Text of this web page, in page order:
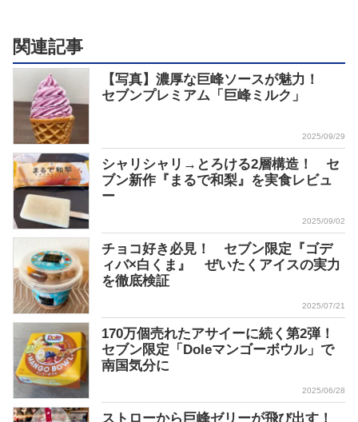
関連記事
【写真】濃厚な巨峰ソースが魅力！
セブンプレミアム「巨峰ミルク」
2025/09/29
シャリシャリ→とろける2層構造！ セ
ブン新作『まるで和梨』を実食レビュ
ー
2025/09/02
チョコ好き必見！ セブン限定『ゴデ
ィバ×白くま』 ぜいたくアイスの実力
を徹底検証
2025/07/21
170万個売れたアサイーに続く第2弾！
セブン限定「Doleマンゴーボウル」で
南国気分に
2025/06/28
ストローから巨峰ゼリーが飛び出す！